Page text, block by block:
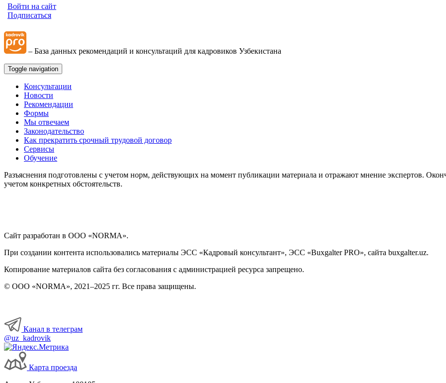
Войти на сайт
Подписаться
– База данных рекомендаций и консультаций для кадровиков Узбекистана
Toggle navigation
Консультации
Новости
Рекомендации
Формы
Мы отвечаем
Законодательство
Как прекратить срочный трудовой договор
Сервисы
Обучение
Разъяснения подготовлены с учетом норм, действующих на момент публикации материала и отражают мнение экспертов.
учетом конкретных обстоятельств.
Сайт разработан в ООО «NORMA».
При создании контента использовались материалы ЭСС «Кадровый консультант», ЭСС «Buxgalter PRO», сайта buxgalter.uz.
Копирование материалов сайта без согласования с администрацией ресурса запрещено.
© ООО «NORMA», 2021–2025 гг. Все права защищены.
Канал в телеграм
@uz_kadrovik
Карта проезда